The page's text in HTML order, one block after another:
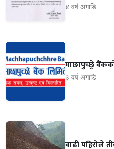
४ वर्ष अगाडि
माछापुच्छ्रे
३ वर्ष अगाडि
बाढी पहिरोले